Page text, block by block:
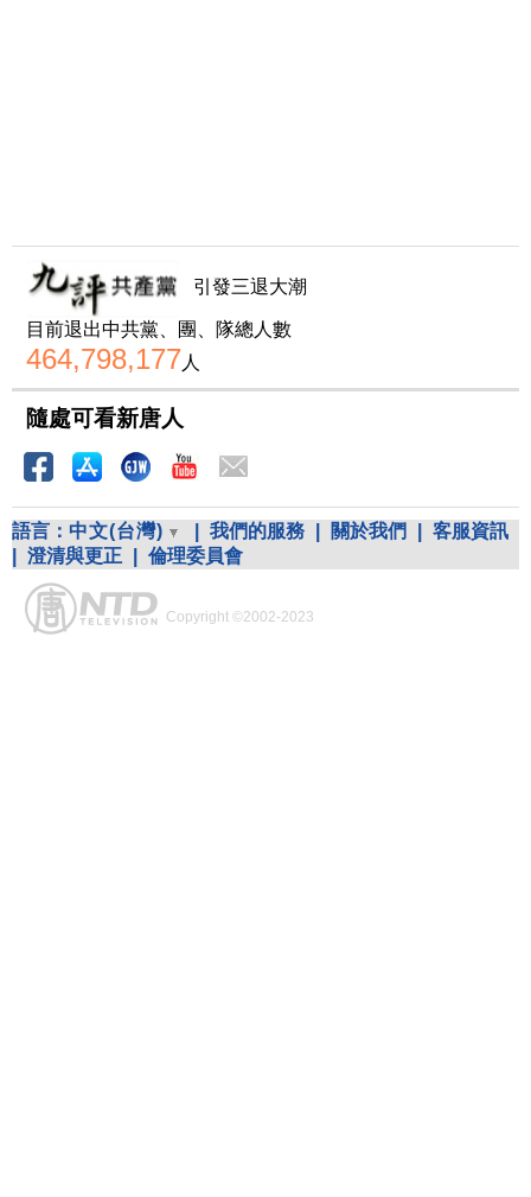
引發三退大潮
目前退出中共黨、團、隊總人數
464,798,177人
隨處可看新唐人
語言： 中文(台灣) 我們的服務 關於我們
客服資訊
澄清與更正 倫理委員會
Copyright ©2002-2023